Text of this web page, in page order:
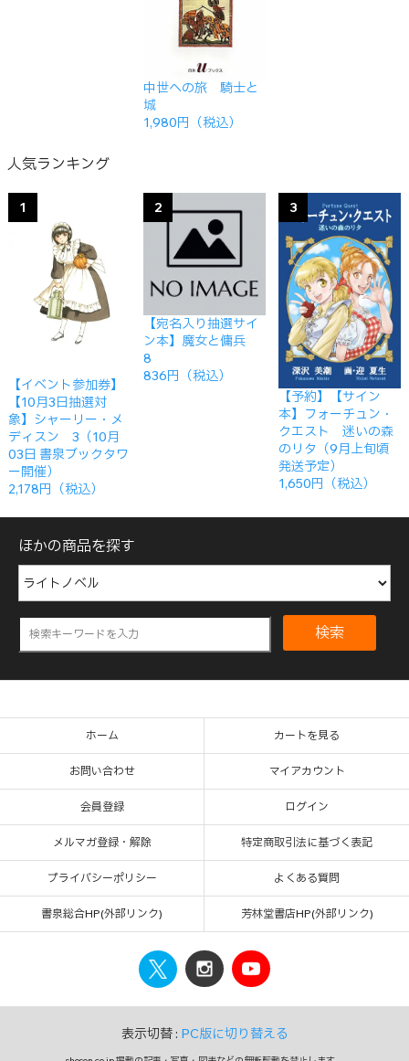
中世への旅 騎士と
城
1,980円（税込）
人気ランキング
1
【イベント参加券】
【10月3日抽選対
象】シャーリー・メ
ディスン 3（10月
03日 書泉ブックタワ
ー開催）
2,178円（税込）
2
【宛名入り抽選サイ
ン本】魔女と傭兵
8
836円（税込）
3
【予約】【サイン
本】フォーチュン・
クエスト 迷いの森
のリタ（9月上旬頃
発送予定）
1,650円（税込）
ほかの商品を探す
検索
ホーム カートを見る
お問い合わせ マイアカウント
会員登録 ログイン
メルマガ登録・解除 特定商取引法に基づく表記
プライバシーポリシー よくある質問
書泉総合HP(外部リンク) 芳林堂書店HP(外部リンク)
表示切替 : PC版に切り替える